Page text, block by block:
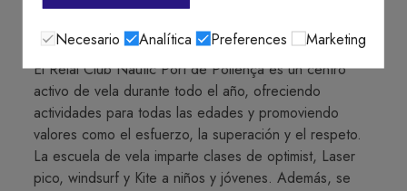
Escuela de verano
El Reial Club Nàutic Port de Pollença es un centro
activo de vela durante todo el año, ofreciendo
actividades para todas las edades y promoviendo
valores como el esfuerzo, la superación y el respeto.
La escuela de vela imparte clases de optimist, Laser
pico, windsurf y Kite a niños y jóvenes. Además, se
Necesario Analítica Preferences Marketing